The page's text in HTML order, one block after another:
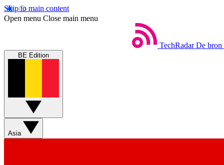
Skip to main content
Open menu Close main menu
TechRadar De bron
BE Edition
Asia